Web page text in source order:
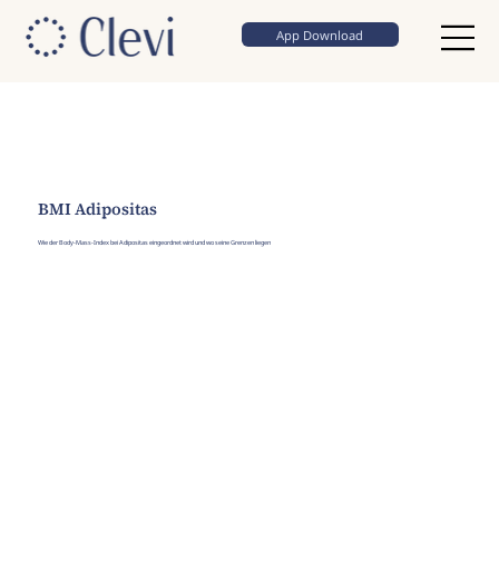
App Download
BMI Adipositas
Wie der Body-Mass-Index bei Adipositas eingeordnet wird und wo seine Grenzen liegen